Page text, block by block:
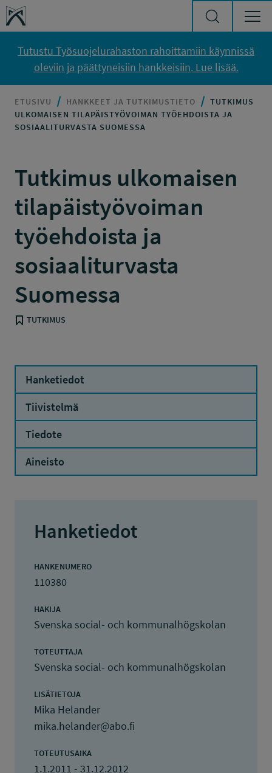
Siirry sisältöön
Työsuojelurahasto
Tutustu Työsuojelurahaston rahoittamiin käynnissä
oleviin ja päättyneisiin hankkeisiin. Lue lisää.
ETUSIVU HANKKEET JA TUTKIMUSTIETO
TUTKIMUS
ULKOMAISEN TILAPÄISTYÖVOIMAN TYÖEHDOISTA JA
SOSIAALITURVASTA SUOMESSA
Tutkimus ulkomaisen
tilapäistyövoiman
työehdoista ja
sosiaaliturvasta
Suomessa
TUTKIMUS
Hanketiedot
Tiivistelmä
Tiedote
Aineisto
Hanketiedot
HANKENUMERO
110380
HAKIJA
Svenska social- och kommunalhögskolan
TOTEUTTAJA
Svenska social- och kommunalhögskolan
LISÄTIETOJA
Mika Helander
mika.helander@abo.fi
TOTEUTUSAIKA
1.1.2011 - 31.12.2012